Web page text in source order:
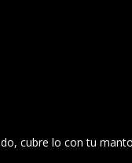
cubre lo con tu manto